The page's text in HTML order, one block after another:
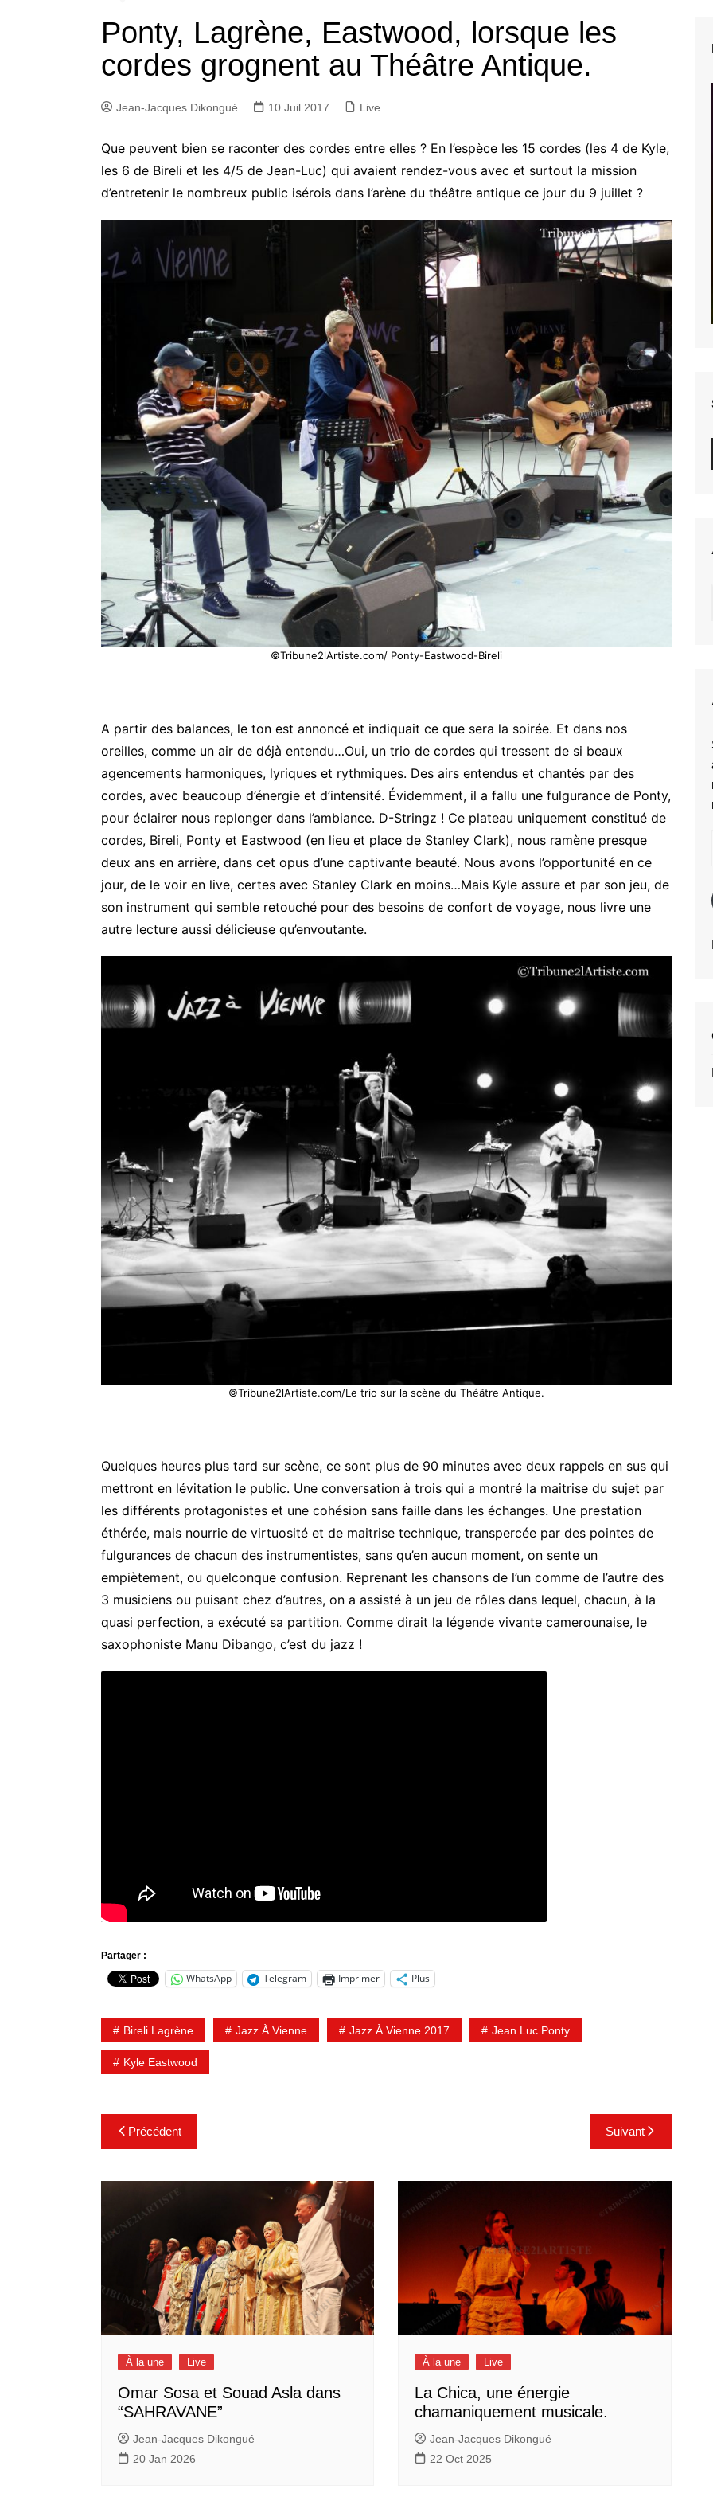
Ponty, Lagrène, Eastwood, lorsque les
cordes grognent au Théâtre Antique.
Jean-Jacques Dikongué 10 Juil 2017 Live
Que peuvent bien se raconter des cordes entre elles ? En l’espèce les 15 cordes (les 4 de Kyle,
les 6 de Bireli et les 4/5 de Jean-Luc) qui avaient rendez-vous avec et surtout la mission
d’entretenir le nombreux public isérois dans l’arène du théâtre antique ce jour du 9 juillet ?
©Tribune2lArtiste.com/ Ponty-Eastwood-Bireli
A partir des balances, le ton est annoncé et indiquait ce que sera la soirée. Et dans nos
oreilles, comme un air de déjà entendu…Oui, un trio de cordes qui tressent de si beaux
agencements harmoniques, lyriques et rythmiques. Des airs entendus et chantés par des
cordes, avec beaucoup d’énergie et d’intensité. Évidemment, il a fallu une fulgurance de Ponty,
pour éclairer nous replonger dans l’ambiance. D-Stringz ! Ce plateau uniquement constitué de
cordes, Bireli, Ponty et Eastwood (en lieu et place de Stanley Clark), nous ramène presque
deux ans en arrière, dans cet opus d’une captivante beauté. Nous avons l’opportunité en ce
jour, de le voir en live, certes avec Stanley Clark en moins…Mais Kyle assure et par son jeu, de
son instrument qui semble retouché pour des besoins de confort de voyage, nous livre une
autre lecture aussi délicieuse qu’envoutante.
©Tribune2lArtiste.com/Le trio sur la scène du Théâtre Antique.
Quelques heures plus tard sur scène, ce sont plus de 90 minutes avec deux rappels en sus qui
mettront en lévitation le public. Une conversation à trois qui a montré la maitrise du sujet par
les différents protagonistes et une cohésion sans faille dans les échanges. Une prestation
éthérée, mais nourrie de virtuosité et de maitrise technique, transpercée par des pointes de
fulgurances de chacun des instrumentistes, sans qu’en aucun moment, on sente un
empiètement, ou quelconque confusion. Reprenant les chansons de l’un comme de l’autre des
3 musiciens ou puisant chez d’autres, on a assisté à un jeu de rôles dans lequel, chacun, à la
quasi perfection, a exécuté sa partition. Comme dirait la légende vivante camerounaise, le
saxophoniste Manu Dibango, c’est du jazz !
Partager :
WhatsApp Telegram Imprimer Plus
Bireli Lagrène Jazz À Vienne Jazz À Vienne 2017 Jean Luc Ponty
Kyle Eastwood
Navigation
de
l’article
Précédent Suivant
À la une Live
Omar Sosa et Souad Asla dans
“SAHRAVANE”
Jean-Jacques Dikongué
20 Jan 2026
À la une Live
La Chica, une énergie
chamaniquement musicale.
Jean-Jacques Dikongué
22 Oct 2025